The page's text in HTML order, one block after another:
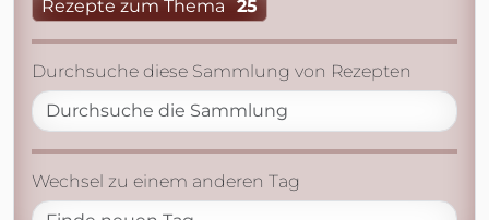
Rezepte zum Thema 25
Durchsuche diese Sammlung von Rezepten
Wechsel zu einem anderen Tag